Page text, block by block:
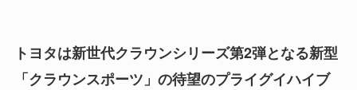
トヨタは新世代クラウンシリーズ第2弾となる新型
「クラウンスポーツ」の待望のプライグイハイブ